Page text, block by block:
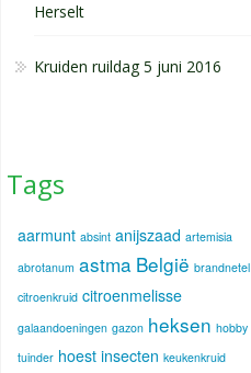
Herselt
Kruiden ruildag 5 juni 2016
Tags
aarmunt absint anijszaad artemisia
abrotanum astma België brandnetel
citroenkruid citroenmelisse
galaandoeningen gazon heksen hobby
tuinder hoest insecten keukenkruid